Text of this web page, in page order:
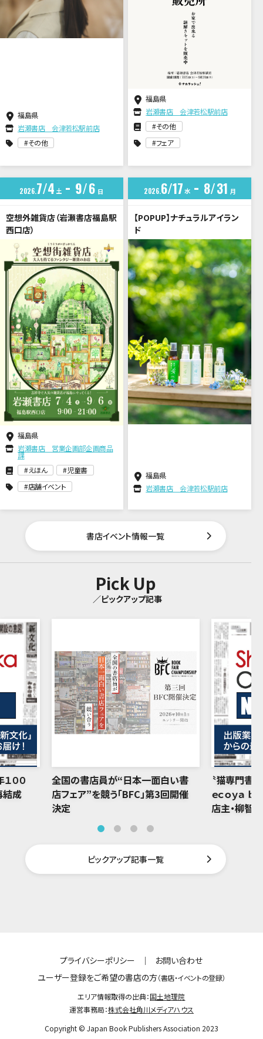
福島県
岩瀬書店 会津若松駅前店
その他
福島県
岩瀬書店 会津若松駅前店
その他
フェア
2026 7 4 土 9 6 日
空想外雑貨店（岩瀬書店福島駅
西口店）
福島県
岩瀬書店 営業企画部企画商品
課
えほん
児童書
店舗イベント
20266 17 水 8 31 月
【POPUP】ナチュラルアイラン
ド
福島県
岩瀬書店 会津若松駅前店
書店イベント情報一覧
Pick Up
／ピックアップ記事
００
結成
全国の書店員が“日本一面白い書
店フェア”を競う「BFC」第3回開催
決定
〝猫専門書
ｅｃｏｙａ ｂ
店主・柳智
ピックアップ記事一覧
プライバシーポリシー ｜
お問い合わせ
ユーザー登録をご希望の書店の方（書店・イベントの登録）
エリア情報取得の出典：国土地理院
運営事務局：株式会社角川メディアハウス
Copyright © Japan Book Publishers Association 2023